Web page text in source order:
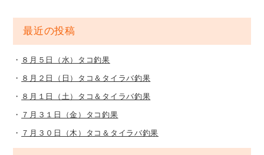
最近の投稿
８月５日（水）タコ釣果
８月２日（日）タコ＆タイラバ釣果
８月１日（土）タコ＆タイラバ釣果
７月３１日（金）タコ釣果
７月３０日（木）タコ＆タイラバ釣果